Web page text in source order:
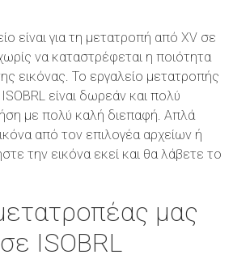
είναι για τη μετατροπή από XV σε
να καταστρέφεται η ποιότητα
εικόνας. Το εργαλείο μετατροπής
είναι δωρεάν και πολύ
με πολύ καλή διεπαφή. Απλά
από τον επιλογέα αρχείων ή
την εικόνα εκεί και θα λάβετε το
μας
ISOBRL